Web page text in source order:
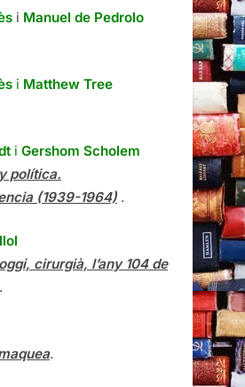
i Manuel de Pedrolo
i Matthew Tree
i Gershom Scholem
política.
(1939-1964) .
cirurgià, l’any 104 de
.
.